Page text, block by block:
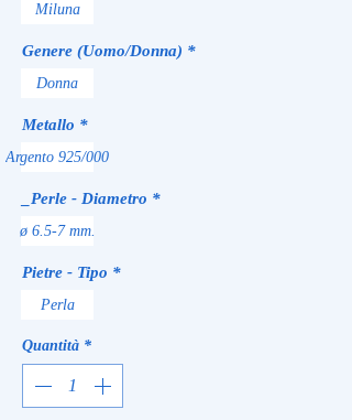
Miluna
Genere (Uomo/Donna) *
Donna
Metallo *
Argento 925/000
_Perle - Diametro *
ø 6.5-7 mm.
Pietre - Tipo *
Perla
Quantità *